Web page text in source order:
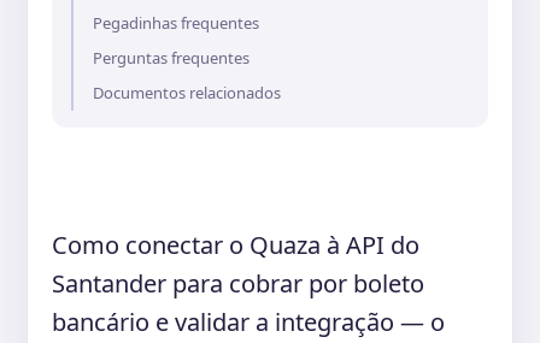
Como conectar o Quaza à API do
Santander para cobrar por boleto
bancário e validar a integração — o
Pegadinhas frequentes
Perguntas frequentes
Documentos relacionados